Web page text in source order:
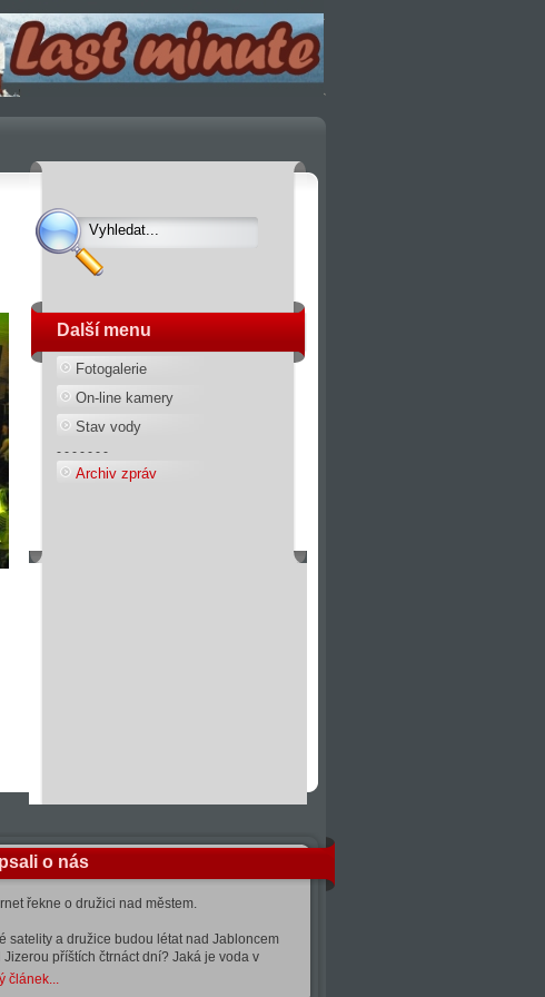
Další menu
Fotogalerie
On-line kamery
Stav vody
- - - - - - -
Archiv zpráv
o nás
řekne o družici nad městem.
satelity a družice budou létat nad Jabloncem
Jizerou příštích čtrnáct dní? Jaká je voda v
článek...